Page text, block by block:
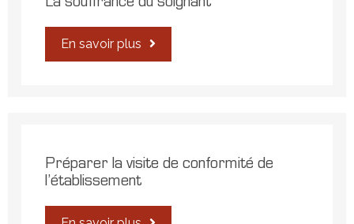
En savoir plus
Préparer la visite de conformité de
l’établissement